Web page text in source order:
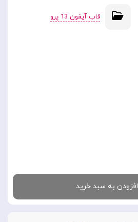
قاب آیفون 13 پرو
افزودن به سبد خرید